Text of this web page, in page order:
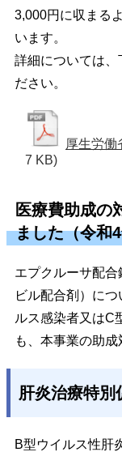
3,000円に収まる
います。
詳細については、
ださい。
厚生労働
7 KB)
医療費助成の
ました（令和
エプクルーサ配
ビル配合剤）に
ルス感染者又はC
も、本事業の助成
肝炎治療特別
B型ウイルス性肝